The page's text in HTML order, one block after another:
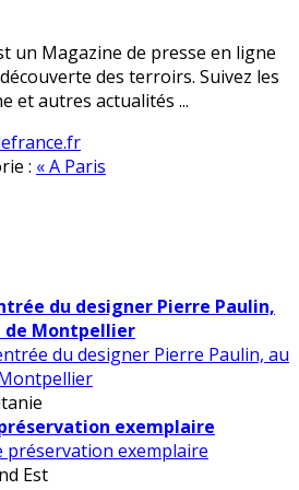
un Magazine de presse en ligne
des terroirs. Suivez les
et autres actualités ...
: « A Paris
du designer Pierre Paulin,
de Montpellier
exemplaire
Est